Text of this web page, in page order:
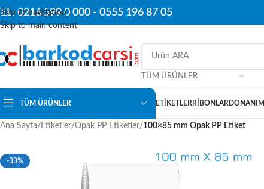
Skip to navigation
Skip to main content
0216 599 0 000 - 0555 196 87 05
TÜM ÜRÜNLER
TÜM ÜRÜNLER ETIKETLER RIBONLAR DONANIM
Ana Sayfa/ Etiketler/Opak PP Etiketler/100×85 mm Opak PP Etiket
-33%